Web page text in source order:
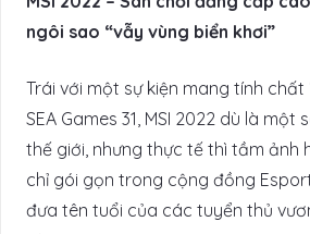
ngôi sao “vẫy vùng biển khơi”
Trái với một sự kiện mang tính chất
SEA Games 31, MSI 2022 dù là
thế giới, nhưng thực tế thì tầm ảnh
chỉ gói gọn trong cộng đồng
đưa tên tuổi của các tuyển thủ